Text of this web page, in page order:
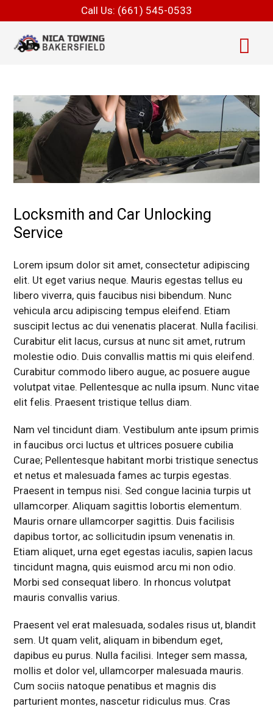
Call Us: (661) 545-0533
Locksmith and Car Unlocking
Service
Lorem ipsum dolor sit amet, consectetur adipiscing
elit. Ut eget varius neque. Mauris egestas tellus eu
libero viverra, quis faucibus nisi bibendum. Nunc
vehicula arcu adipiscing tempus eleifend. Etiam
suscipit lectus ac dui venenatis placerat. Nulla facilisi.
Curabitur elit lacus, cursus at nunc sit amet, rutrum
molestie odio. Duis convallis mattis mi quis eleifend.
Curabitur commodo libero augue, ac posuere augue
volutpat vitae. Pellentesque ac nulla ipsum. Nunc vitae
elit felis. Praesent tristique tellus diam.
Nam vel tincidunt diam. Vestibulum ante ipsum primis
in faucibus orci luctus et ultrices posuere cubilia
Curae; Pellentesque habitant morbi tristique senectus
et netus et malesuada fames ac turpis egestas.
Praesent in tempus nisi. Sed congue lacinia turpis ut
ullamcorper. Aliquam sagittis lobortis elementum.
Mauris ornare ullamcorper sagittis. Duis facilisis
dapibus tortor, ac sollicitudin ipsum venenatis in.
Etiam aliquet, urna eget egestas iaculis, sapien lacus
tincidunt magna, quis euismod arcu mi non odio.
Morbi sed consequat libero. In rhoncus volutpat
mauris convallis varius.
Praesent vel erat malesuada, sodales risus ut, blandit
sem. Ut quam velit, aliquam in bibendum eget,
dapibus eu purus. Nulla facilisi. Integer sem massa,
mollis et dolor vel, ullamcorper malesuada mauris.
Cum sociis natoque penatibus et magnis dis
parturient montes, nascetur ridiculus mus. Cras